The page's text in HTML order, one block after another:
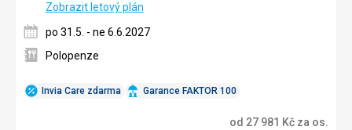
Invia Care zdarma Garance FAKTOR 100
Zobrazit letový plán
po 31.5. - ne 6.6.2027
Polopenze
od 27 981 Kč za os.